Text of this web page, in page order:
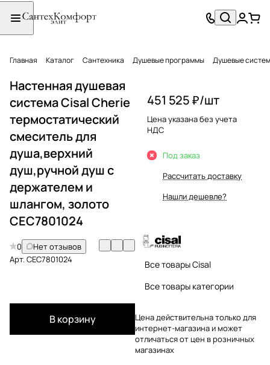
Главная Каталог Сантехника Душевые программы Душевые
Настенная душевая
система Cisal Cherie
термостатический
смеситель для
душа,верхний
душ,ручной душ с
держателем и
шлангом, золото
CEC7801024
0
Нет отзывов
Арт.CEC7801024
В корзину
451 525 ₽/шт
Цена указана без учета
НДС
Под заказ
Рассчитать доставку
Нашли дешевле?
Все товары Cisal
Все товары категории
Цена действительна только для
интернет-магазина и может
отличаться от цен в розничных
магазинах